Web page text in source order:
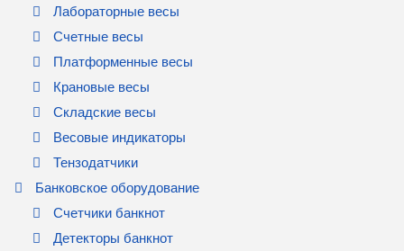
Лабораторные весы
Счетные весы
Платформенные весы
Крановые весы
Складские весы
Весовые индикаторы
Тензодатчики
Банковское оборудование
Счетчики банкнот
Детекторы банкнот